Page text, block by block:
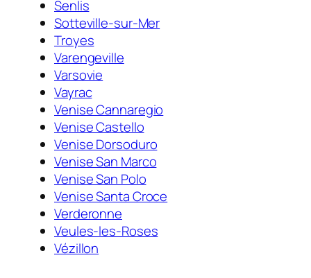
Senlis
Sotteville-sur-Mer
Troyes
Varengeville
Varsovie
Vayrac
Venise Cannaregio
Venise Castello
Venise Dorsoduro
Venise San Marco
Venise San Polo
Venise Santa Croce
Verderonne
Veules-les-Roses
Vézillon